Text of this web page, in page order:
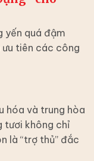
yến quá đậm
ưu tiên các công
hóa và trung hòa
tươi không chỉ
là “trợ thủ” đắc